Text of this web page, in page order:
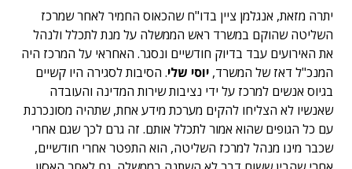
יתרה מזאת, אנגלמן ציין בדו"ח שהכאוס החמיר לאחר שמרכז
השליטה שהוקם במשרד ראש הממשלה על מנת לתכלל ולנהל
את האירועים עבד בדיוק חודשיים ונסגר. האחראי על המרכז היה
המנכ"ל דאז של המשרד, יוסי שלי. הסיבות לסגירה היו קשיים
בגיוס אנשים למרכז על ידי נציבות שירות המדינה והעובדה
שאנשיו לא הצליחו להקים מערכת מידע אחת, שתהיה מסונכרנת
עם כל הגופים שהוא אמור לתכלל אותם. זה גרם לכך שגם אחרי
שכבר מינו מנהל למרכז השליטה, הוא התפטר אחרי חודשיים,